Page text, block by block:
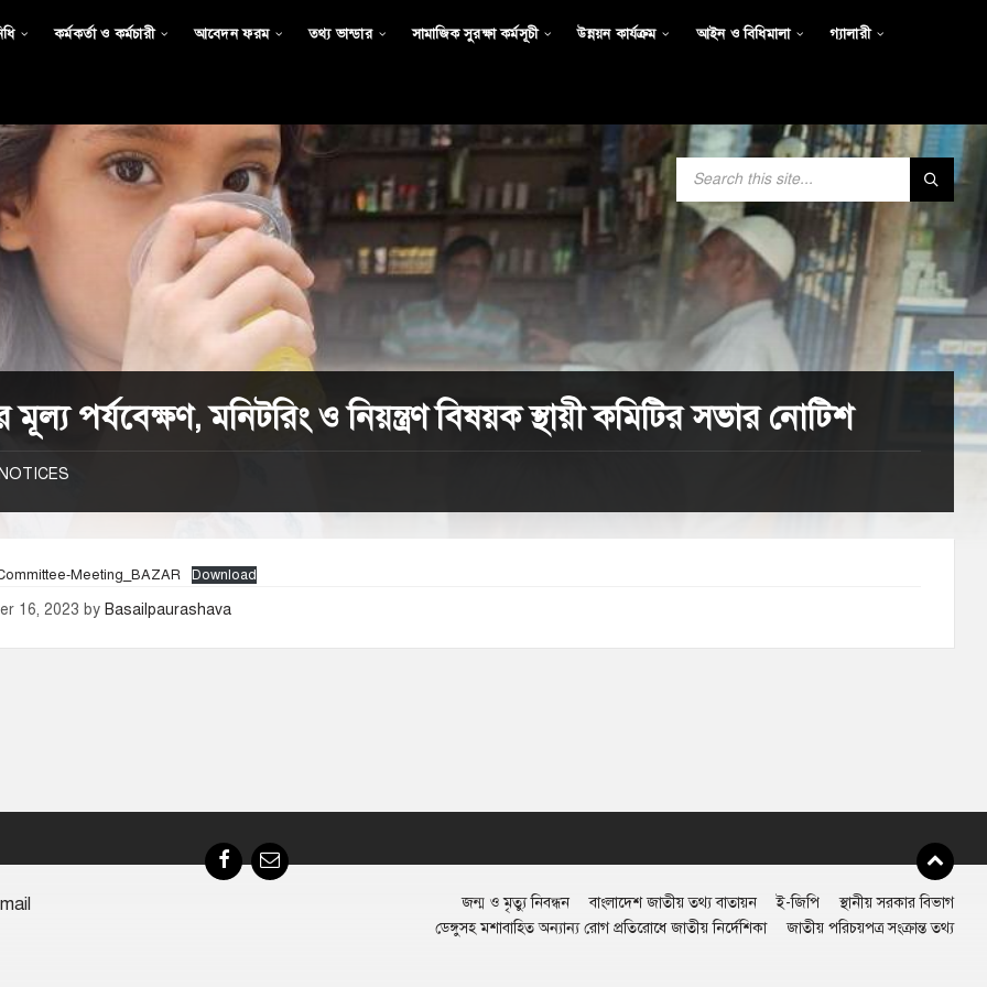
কর্মকর্তা ও কর্মচারী আবেদন ফরম তথ্য ভান্ডার সামাজিক সুরক্ষা কর্মসূচী উন্নয়ন কার্যক্রম আইন ও বিধিমালা গ্যালারী
মূল্য পর্যবেক্ষণ, মনিটরিং ও নিয়ন্ত্রণ বিষয়ক স্থায়ী কমিটির সভার নোটিশ
NOTICES
Meeting_BAZAR Download
16, 2023 by Basailpaurashava
FacebookEmail
জন্ম ও মৃত্যু নিবন্ধন বাংলাদেশ জাতীয় তথ্য বাতায়ন ই-জিপি
স্থানীয় সরকার বিভাগ
ডেঙ্গুসহ মশাবাহিত অন্যান্য রোগ প্রতিরোধে জাতীয় নির্দেশিকা
জাতীয় পরিচয়পত্র সংক্রান্ত তথ্য